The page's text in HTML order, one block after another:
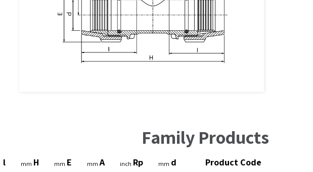
Family Products
Product Code
d
mm
Rp
inch
A
mm
E
mm
H
mm
l